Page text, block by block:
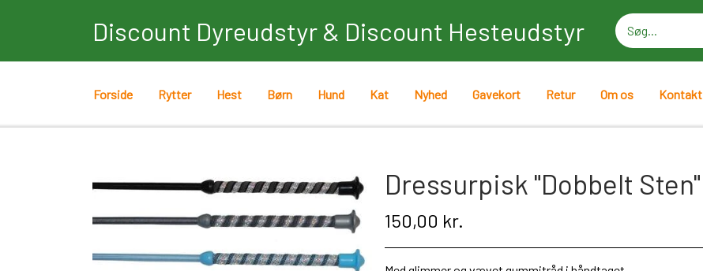
Discount Dyreudstyr & Discount Hesteudstyr
Forside Rytter Hest Børn Hund Kat Nyhed Gavekort Retur Om os Kontakt
Dressurpisk "Dobbelt Sten"
150,00 kr.